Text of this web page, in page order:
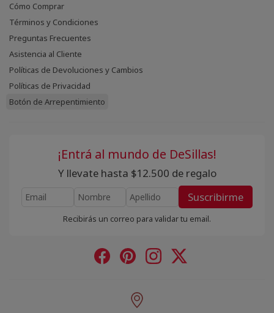
Cómo Comprar
Términos y Condiciones
Preguntas Frecuentes
Asistencia al Cliente
Políticas de Devoluciones y Cambios
Políticas de Privacidad
Botón de Arrepentimiento
¡Entrá al mundo de DeSillas!
Y llevate hasta $12.500 de regalo
Suscribirme
Recibirás un correo para validar tu email.